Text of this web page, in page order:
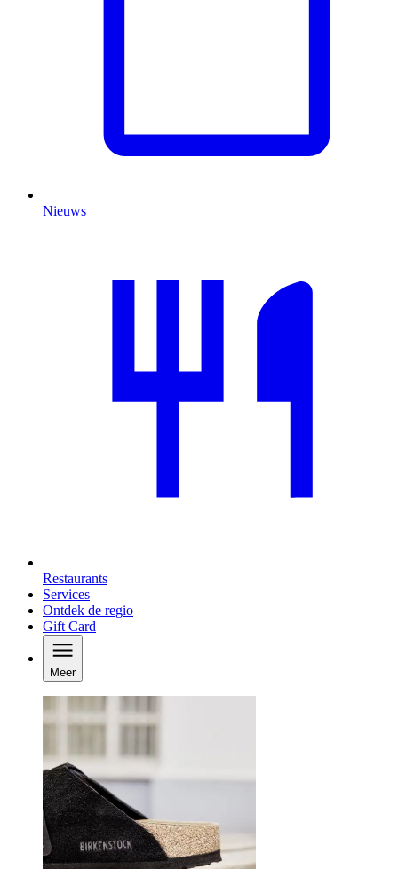
Nieuws
Restaurants
Services
Ontdek de regio
Gift Card
Meer